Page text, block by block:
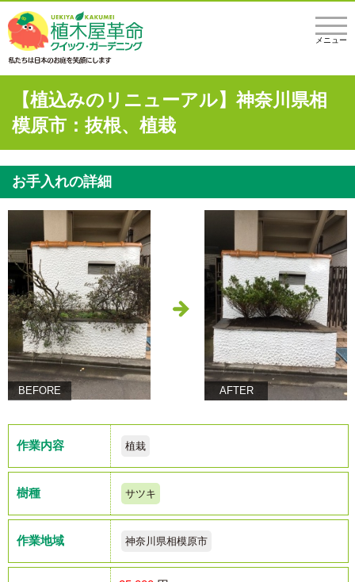
メニュー
【植込みのリニューアル】神奈川県相
模原市：抜根、植栽
お手入れの詳細
BEFORE AFTER
作業内容 植栽
樹種 サツキ
作業地域 神奈川県相模原市